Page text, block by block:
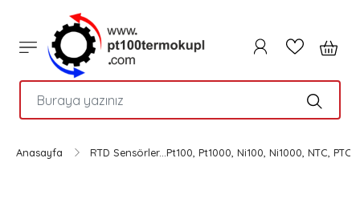
Anasayfa RTD Sensörler...Pt100, Pt1000, Ni100, Ni1000, NTC, PTC